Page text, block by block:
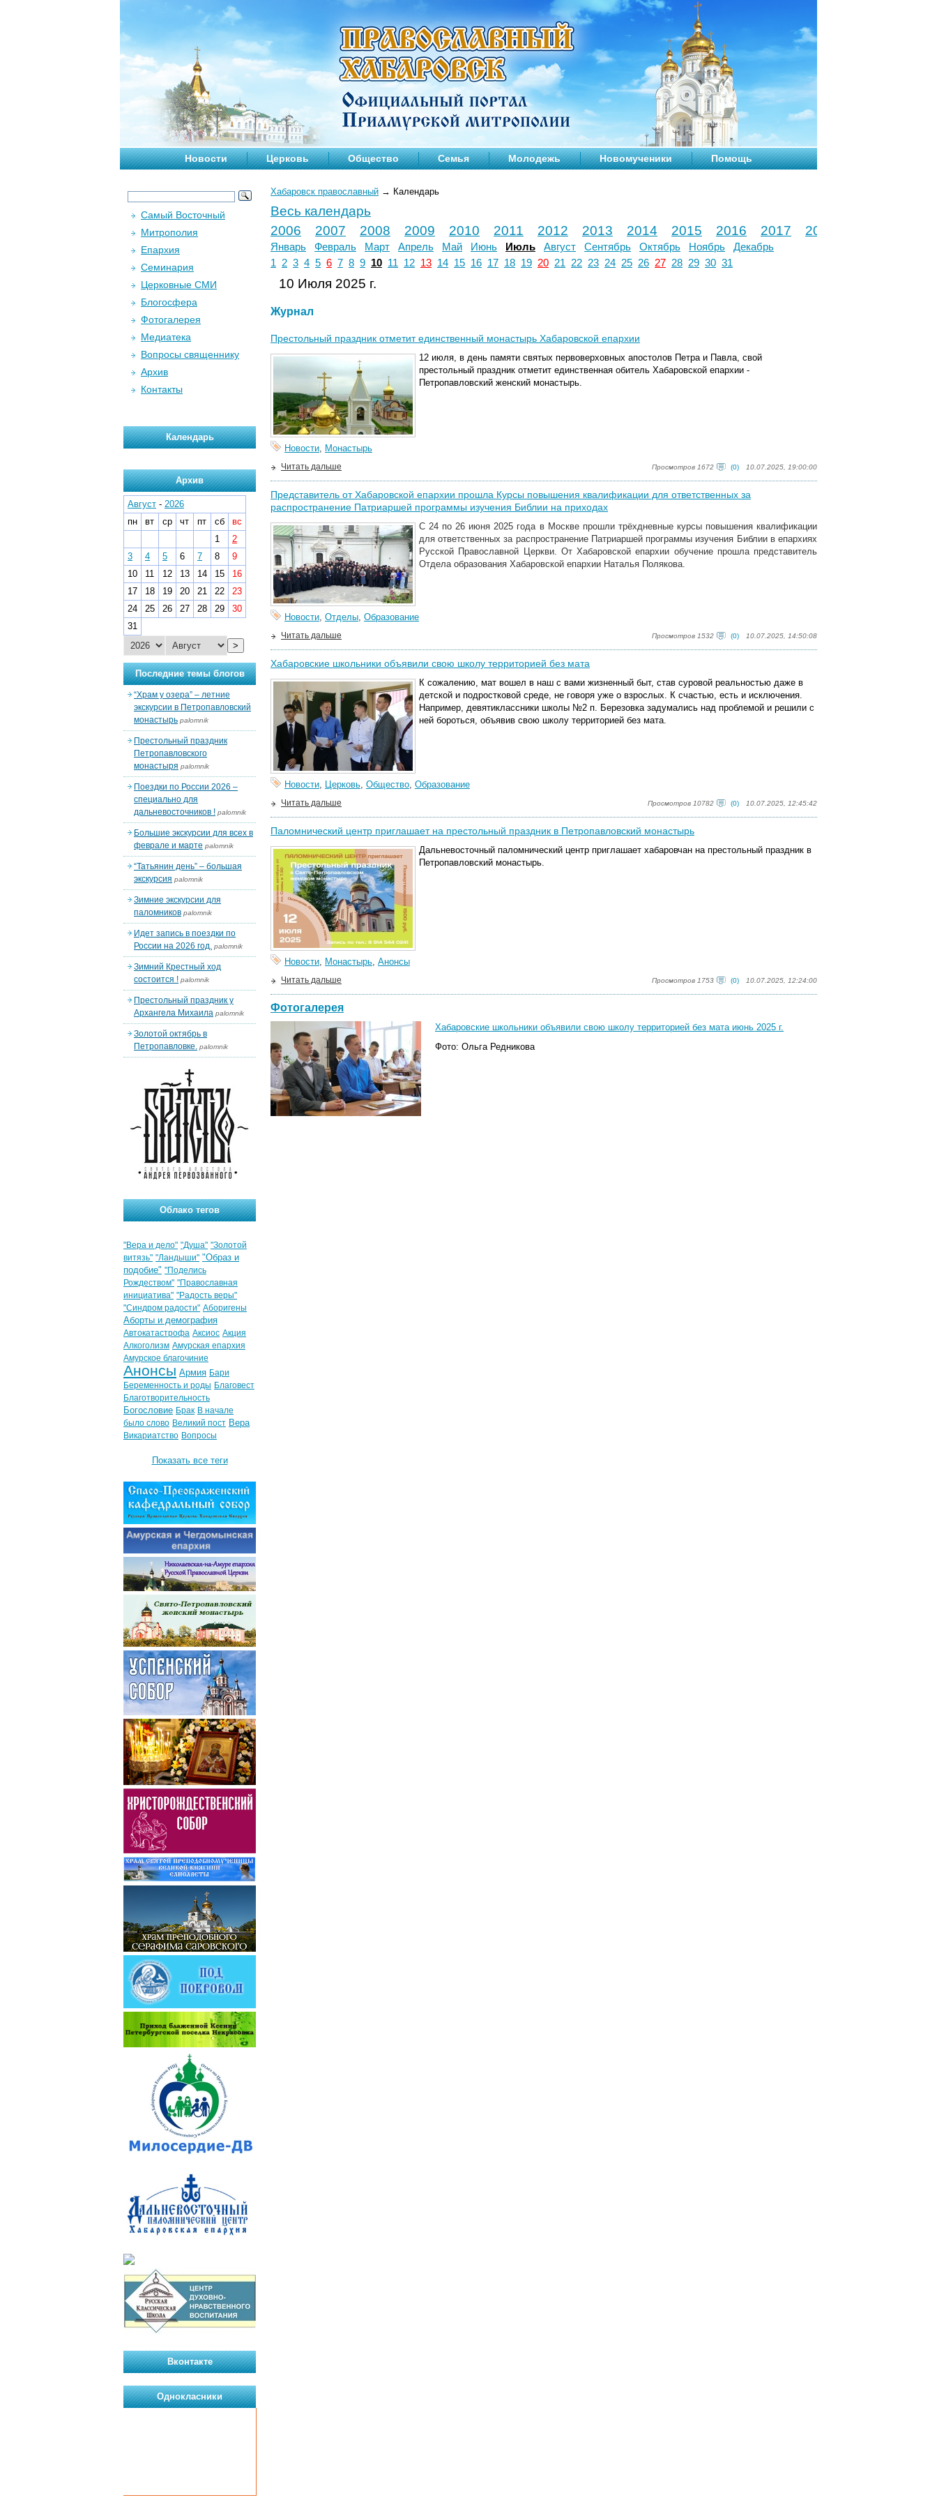
Новости Церковь Общество Семья Молодежь Новомученики Помощь
Хабаровск православный → Календарь
Весь календарь
2006
2007 2008 2009 2010 2011 2012 2013 2014 2015 2016 2017 2018
Январь Февраль Март Апрель Май Июнь Июль Август Сентябрь Октябрь Ноябрь
Декабрь
1
2 3 4 5 6 7 8 9 10 11 12 13 14 15 16 17 18 19 20 21 22 23 24 25 26 27 28 29 30 31
10 Июля 2025 г.
Журнал
Престольный праздник отметит единственный монастырь Хабаровской епархии
12 июля, в день памяти святых первоверховных апостолов Петра и Павла, свой
престольный праздник отметит единственная обитель Хабаровской епархии -
Петропавловский женский монастырь.
Новости, Монастырь
Просмотров 1672 (0) 10.07.2025, 19:00:00
Читать дальше
Представитель от Хабаровской епархии прошла Курсы повышения квалификации для ответственных за
распространение Патриаршей программы изучения Библии на приходах
С 24 по 26 июня 2025 года в Москве прошли трёхдневные курсы повышения квалификации
для ответственных за распространение Патриаршей программы изучения Библии в епархиях
Русской Православной Церкви. От Хабаровской епархии обучение прошла представитель
Отдела образования Хабаровской епархии Наталья Полякова.
Новости, Отделы, Образование
Просмотров 1532 (0) 10.07.2025, 14:50:08
Читать дальше
Хабаровские школьники объявили свою школу территорией без мата
К сожалению, мат вошел в наш с вами жизненный быт, став суровой реальностью даже в
детской и подростковой среде, не говоря уже о взрослых. К счастью, есть и исключения.
Например, девятиклассники школы №2 п. Березовка задумались над проблемой и решили с
ней бороться, объявив свою школу территорией без мата.
Новости, Церковь, Общество, Образование
Просмотров 10782 (0) 10.07.2025, 12:45:42
Читать дальше
Паломнический центр приглашает на престольный праздник в Петропавловский монастырь
Дальневосточный паломнический центр приглашает хабаровчан на престольный праздник в
Петропавловский монастырь.
Новости, Монастырь, Анонсы
Просмотров 1753 (0) 10.07.2025, 12:24:00
Читать дальше
Фотогалерея
Хабаровские школьники объявили свою школу территорией без мата июнь 2025 г.
Фото: Ольга Редникова
Самый Восточный
Митрополия
Епархия
Семинария
Церковные СМИ
Блогосфера
Фотогалерея
Медиатека
Вопросы священнику
Архив
Контакты
Календарь
Архив
Август - 2026
пн
вт ср чт пт сб
вс
1
2
3
4 5 6 7 8
9
10
11 12 13 14 15
16
17
18 19 20 21 22
23
24
25 26 27 28 29
30
31
>
Последние темы блогов
“Храм у озера” – летние
экскурсии в Петропавловский
монастырь palomnik
Престольный праздник
Петропавловского
монастыря palomnik
Поездки по России 2026 –
специально для
дальневосточников ! palomnik
Большие экскурсии для всех в
феврале и марте palomnik
“Татьянин день” – большая
экскурсия palomnik
Зимние экскурсии для
паломников palomnik
Идет запись в поездки по
России на 2026 год. palomnik
Зимний Крестный ход
состоится ! palomnik
Престольный праздник у
Архангела Михаила palomnik
Золотой октябрь в
Петропавловке. palomnik
Облако тегов
"Вера и дело" "Душа" "Золотой
витязь" "Ландыши" "Образ и
подобие" "Поделись
Рождеством" "Православная
инициатива" "Радость веры"
"Синдром радости" Аборигены
Аборты и демография
Автокатастрофа Аксиос Акция
Алкоголизм Амурская епархия
Амурское благочиние
Анонсы Армия Бари
Беременность и роды Благовест
Благотворительность
Богословие Брак В начале
было слово Великий пост Вера
Викариатство Вопросы
Показать все теги
Вконтакте
Однокласники